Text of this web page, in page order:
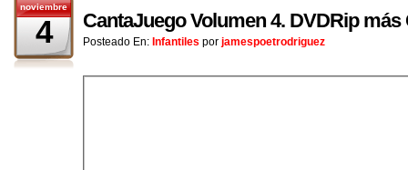
noviembre
4 CantaJuego Volumen 4. DVDRip
Posteado En: Infantiles por jamespoetrodriguez